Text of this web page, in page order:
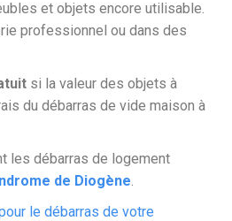
et objets encore utilisable.
professionnel ou dans des
si la valeur des objets à
du débarras de vide maison à
les débarras de logement
de Diogène
le débarras de votre